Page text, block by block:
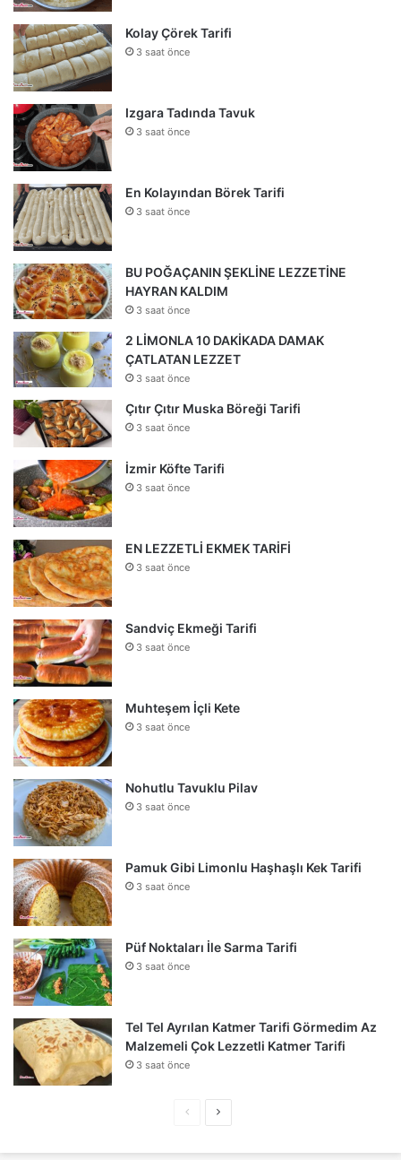
Kolay Çörek Tarifi
3 saat önce
Izgara Tadında Tavuk
3 saat önce
En Kolayından Börek Tarifi
3 saat önce
BU POĞAÇANIN ŞEKLİNE LEZZETİNE
HAYRAN KALDIM
3 saat önce
2 LİMONLA 10 DAKİKADA DAMAK
ÇATLATAN LEZZET
3 saat önce
Çıtır Çıtır Muska Böreği Tarifi
3 saat önce
İzmir Köfte Tarifi
3 saat önce
EN LEZZETLİ EKMEK TARİFİ
3 saat önce
Sandviç Ekmeği Tarifi
3 saat önce
Muhteşem İçli Kete
3 saat önce
Nohutlu Tavuklu Pilav
3 saat önce
Pamuk Gibi Limonlu Haşhaşlı Kek Tarifi
3 saat önce
Püf Noktaları İle Sarma Tarifi
3 saat önce
Tel Tel Ayrılan Katmer Tarifi Görmedim Az
Malzemeli Çok Lezzetli Katmer Tarifi
3 saat önce
ÖncekiSonraki